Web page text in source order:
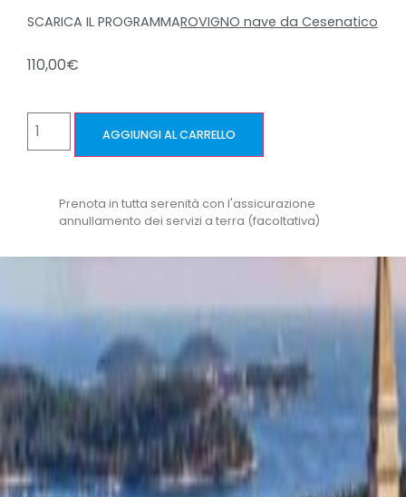
SCARICA IL PROGRAMMAROVIGNO nave da Cesenatico
110,00€
AGGIUNGI AL CARRELLO
Prenota in tutta serenità con l'assicurazione
annullamento dei servizi a terra (facoltativa)
CROAZIA! DOMENICA 23 AGOSTO 2026
Altre proposte